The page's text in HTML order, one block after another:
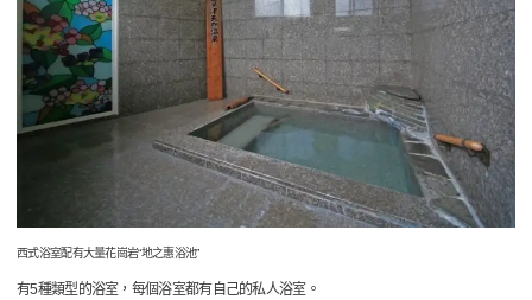
西式浴室配有大量花崗岩“地之惠浴池”
有5種類型的浴室，每個浴室都有自己的私人浴室。